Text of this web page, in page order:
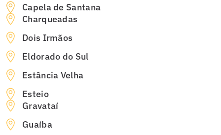
Capela de Santana
Charqueadas
Dois Irmãos
Eldorado do Sul
Estância Velha
Esteio
Gravataí
Guaíba